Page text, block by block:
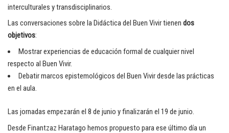
interculturales y transdisciplinarios.
Las conversaciones sobre la Didáctica del Buen Vivir tienen dos
objetivos:
Mostrar experiencias de educación formal de cualquier nivel
respecto al Buen Vivir.
Debatir marcos epistemológicos del Buen Vivir desde las prácticas
en el aula.
Las jornadas empezarán el 8 de junio y finalizarán el 19 de junio.
Desde Finantzaz Haratago hemos propuesto para ese último día un